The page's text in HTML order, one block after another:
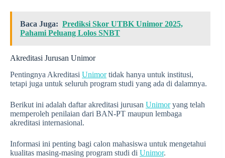
Baca Juga: Prediksi Skor UTBK Unimor 2025,
Pahami Peluang Lolos SNBT
Akreditasi Jurusan Unimor
Pentingnya Akreditasi Unimortidak hanya untuk institusi,
tetapi juga untuk seluruh program studi yang ada di dalamnya.
Berikut ini adalah daftar akreditasi jurusan Unimoryang telah
memperoleh penilaian dari BAN-PT maupun lembaga
akreditasi internasional.
Informasi ini penting bagi calon mahasiswa untuk mengetahui
kualitas masing-masing program studi di Unimor.